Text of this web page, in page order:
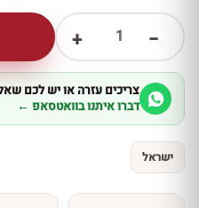
−
1
+
צריכים עזרה או יש לכם
דברו איתנו בוואטסאפ ←
ישראל